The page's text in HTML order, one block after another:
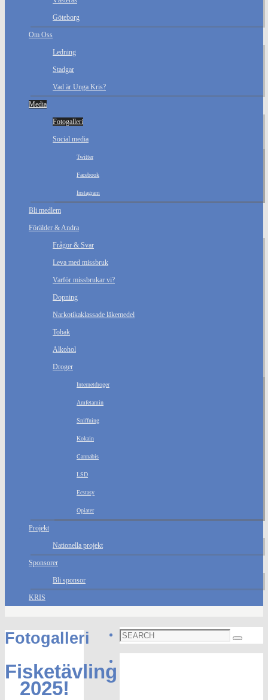
Göteborg
Om Oss
Ledning
Stadgar
Vad är Unga Kris?
Media
Fotogalleri
Social media
Twitter
Facebook
Instagram
Bli medlem
Förälder & Andra
Frågor & Svar
Leva med missbruk
Varför missbrukar vi?
Dopning
Narkotikaklassade läkemedel
Tobak
Alkohol
Droger
Internetdroger
Amfetamin
Sniffning
Kokain
Cannabis
LSD
Ecstasy
Opiater
Projekt
Nationella projekt
Sponsorer
Bli sponsor
KRIS
Fotogalleri
Fisketävling
2025!
Search
for:
Search